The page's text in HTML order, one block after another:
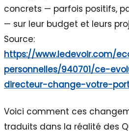
concrets — parfois positifs,
— sur leur budget et leurs
Source:
https://www.ledevoir.com/
personnelles/940701/ce-
directeur-change-votre-
Voici comment ces
traduits dans la réalité des